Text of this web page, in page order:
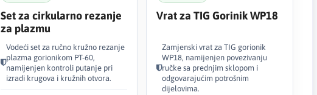
Set za cirkularno rezanje
za plazmu
Vodeći set za ručno kružno rezanje
plazma gorionikom PT-60,
namijenjen kontroli putanje pri
izradi krugova i kružnih otvora.
Vrat za TIG Gorinik WP18
Zamjenski vrat za TIG gorionik
WP18, namijenjen povezivanju
ručke sa prednjim sklopom i
odgovarajućim potrošnim
dijelovima.